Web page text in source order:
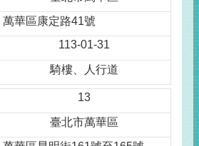
萬華區康定路41號
113-01-31
騎樓、人行道
13
臺北市萬華區